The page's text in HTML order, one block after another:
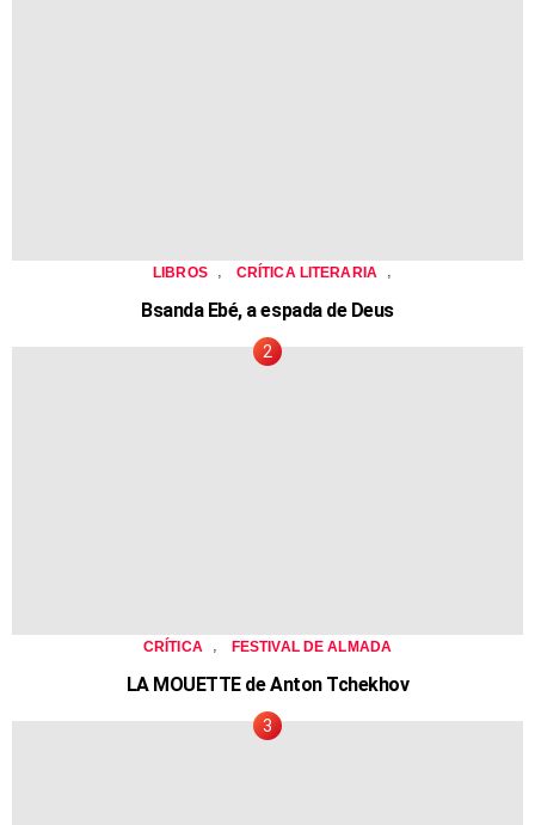
LIBROS , CRÍTICA LITERARIA ,
Bsanda Ebé, a espada de Deus
CRÍTICA , FESTIVAL DE ALMADA
LA MOUETTE de Anton Tchekhov